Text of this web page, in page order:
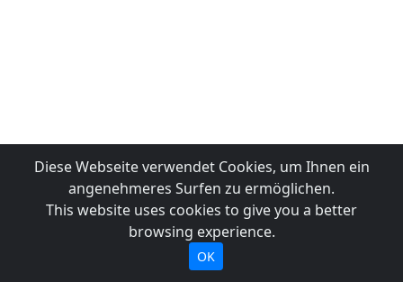
Diese Webseite verwendet Cookies, um Ihnen ein
angenehmeres Surfen zu ermöglichen.
This website uses cookies to give you a better
browsing experience.
OK